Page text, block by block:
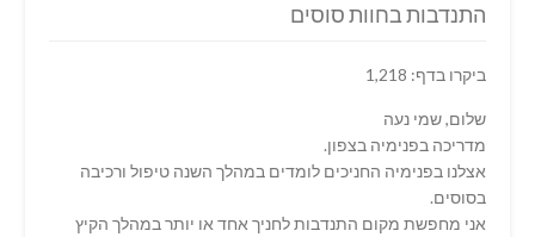
התנדבות בחוות סוסים
ביקרו בדף: 1,218
שלום, שמי נעה
מדריכה בפנימיה בצפון.
אצלנו בפנימיה החניכים לומדים במהלך השנה טיפול ורכיבה
בסוסים.
אני מחפשת מקום התנדבות לחניך אחד או יותר במהלך הקיץ